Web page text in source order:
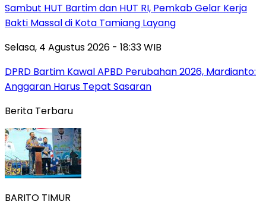
Sambut HUT Bartim dan HUT RI, Pemkab Gelar Kerja
Bakti Massal di Kota Tamiang Layang
Selasa, 4 Agustus 2026 - 18:33 WIB
DPRD Bartim Kawal APBD Perubahan 2026, Mardianto:
Anggaran Harus Tepat Sasaran
Berita Terbaru
BARITO TIMUR